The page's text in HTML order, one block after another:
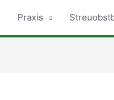
Praxis